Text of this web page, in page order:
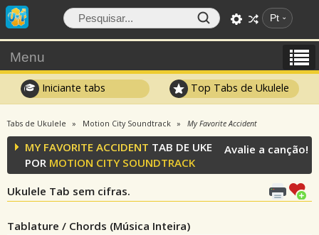
Pt
Menu
Iniciante tabs Top Tabs de Ukulele
Tabs de Ukulele Motion City Soundtrack My Favorite Accident
MY FAVORITE ACCIDENT TAB DE UKE
POR MOTION CITY SOUNDTRACK
Ukulele Tab sem cifras.
Avalie a canção!
Tablature / Chords (Música Inteira)